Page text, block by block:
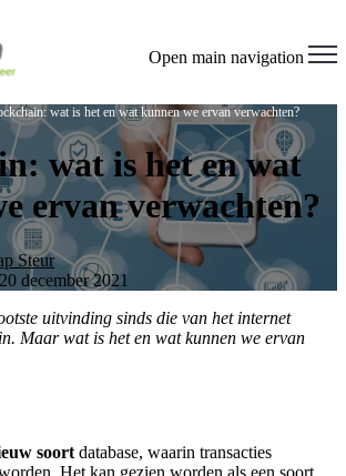
Open main navigation
wat is het en wat kunnen we ervan verwachten?
wat is het en wat
ervan verwachten?
Steur
december 2021
uitvinding sinds die van het internet
Maar wat is het en wat kunnen we ervan
soort database, waarin transacties
Het kan gezien worden als een soort